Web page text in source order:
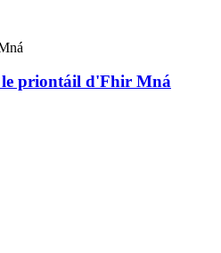
le priontáil d'Fhir Mná